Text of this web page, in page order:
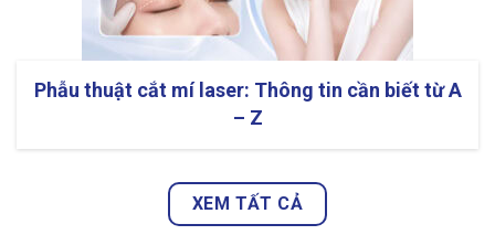
Phẫu thuật cắt mí laser: Thông tin cần biết từ A
– Z
XEM TẤT CẢ